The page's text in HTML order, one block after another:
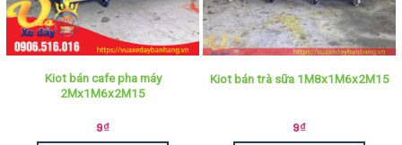
Kiot bán cafe pha máy
2Mx1M6x2M15
9₫
Kiot bán trà sữa 1M8x1M6x2M15
9₫